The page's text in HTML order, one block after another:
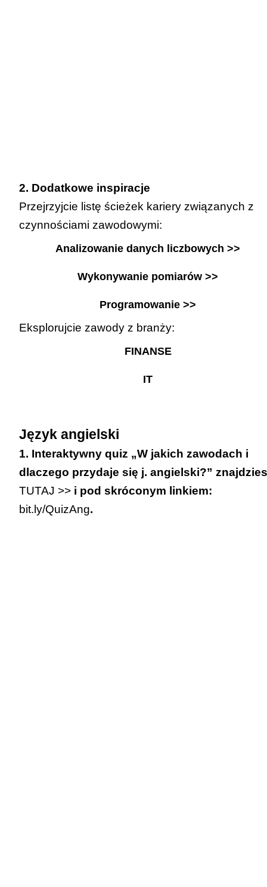
2. Dodatkowe inspiracje
Przejrzyjcie listę ścieżek kariery związanych z
czynnościami zawodowymi:
Analizowanie danych liczbowych >>
Wykonywanie pomiarów >>
Programowanie >>
Eksplorujcie zawody z branży:
FINANSE
IT
Język angielski
1. Interaktywny quiz „W jakich zawodach i
dlaczego przydaje się j. angielski?”
TUTAJ >> i pod skróconym linkiem:
bit.ly/QuizAng.